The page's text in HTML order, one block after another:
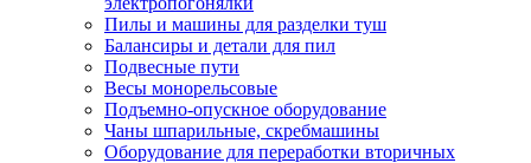
Пилы и машины для разделки туш
Балансиры и детали для пил
Подвесные пути
Весы монорельсовые
Подъемно-опускное оборудование
Чаны шпарильные, скребмашины
Оборудование для переработки вторичных